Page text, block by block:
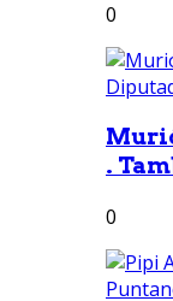
0
.
0